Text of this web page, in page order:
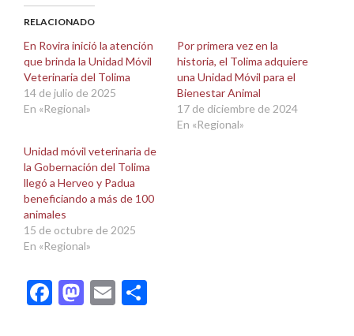
(Se
abre
una
ventana
nueva)
(Se
abre
una
ventana
nueva)
RELACIONADO
En Rovira inició la atención
que brinda la Unidad Móvil
Veterinaria del Tolima
14 de julio de 2025
En «Regional»
Por primera vez en la
historia, el Tolima adquiere
una Unidad Móvil para el
Bienestar Animal
17 de diciembre de 2024
En «Regional»
Unidad móvil veterinaria de
la Gobernación del Tolima
llegó a Herveo y Padua
beneficiando a más de 100
animales
15 de octubre de 2025
En «Regional»
Facebook
Mastodon
Email